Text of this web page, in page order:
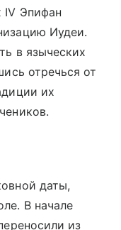
IV Эпифан
Иудеи.
в языческих
отречься от
их
даты,
В начале
из